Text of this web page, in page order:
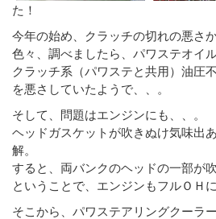
た！
今年の始め、クラッチの切れの悪さ
色々、調べましたら、パワステオイ
クラッチ系（パワステと共用）油圧
を悪さしていたようで、、。
そして、問題はエンジンにも、、。
ヘッドガスケットが吹きぬけ気味出
解。
すると、両バンクのヘッドの一部が
ということで、エンジンもフルＯＨに
そこから、パワステアリングクーラ